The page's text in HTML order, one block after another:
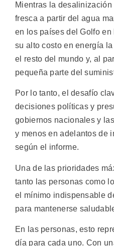
Mientras la
fresca a partir del agua
en los países del Golfo
su alto costo en energía
el resto del mundo y, al
pequeña parte del
Por lo tanto, el desafío
decisiones políticas y
gobiernos nacionales y
y menos en adelantos de
según el informe.
Una de las prioridades
tanto las personas como
el mínimo indispensable
para mantenerse
En las personas, esto
día para cada uno. Con